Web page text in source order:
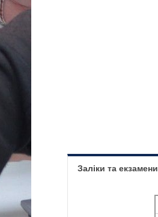
Заліки та екзамени